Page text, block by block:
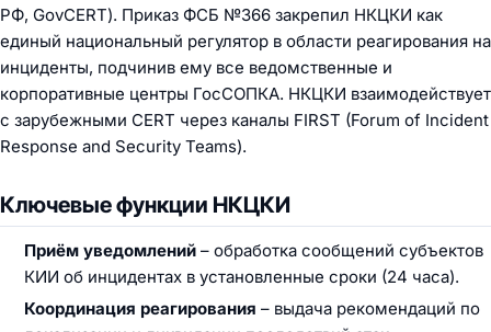
РФ, GovCERT). Приказ ФСБ №366 закрепил НКЦКИ как
единый национальный регулятор в области реагирования на
инциденты, подчинив ему все ведомственные и
корпоративные центры ГосСОПКА. НКЦКИ взаимодействует
с зарубежными CERT через каналы FIRST (Forum of Incident
Response and Security Teams).
Ключевые функции НКЦКИ
Приём уведомлений – обработка сообщений субъектов
КИИ об инцидентах в установленные сроки (24 часа).
Координация реагирования – выдача рекомендаций по